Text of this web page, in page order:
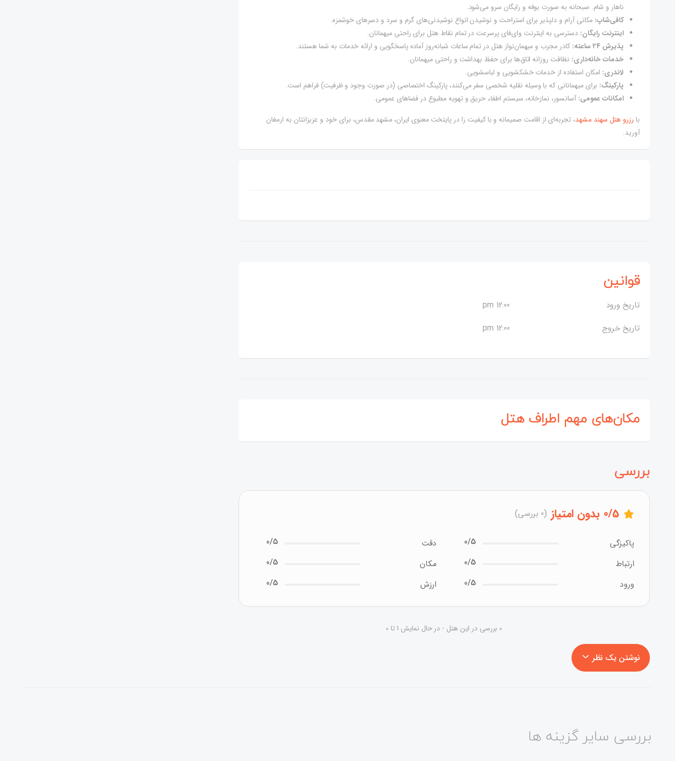
ناهار و شام. صبحانه به صورت بوفه و رایگان سرو می‌شود.
کافی‌شاپ: مکانی آرام و دلپذیر برای استراحت و نوشیدن انواع نوشیدنی‌های گرم و سرد و دسرهای خوشمزه.
اینترنت رایگان: دسترسی به اینترنت وای‌فای پرسرعت در تمام نقاط هتل برای راحتی میهمانان.
پذیرش ۲۴ ساعته:
کادر مجرب و میهمان‌نواز هتل در تمام ساعات شبانه‌روز آماده پاسخگویی و ارائه خدمات به شما هستند.
خدمات خانه‌داری: نظافت روزانه اتاق‌ها برای حفظ بهداشت و راحتی میهمانان.
لاندری: امکان استفاده از خدمات خشکشویی و لباسشویی.
پارکینگ: برای میهمانانی که با وسیله نقلیه شخصی سفر می‌کنند، پارکینگ اختصاصی (در صورت وجود و ظرفیت) فراهم است.
امکانات عمومی:آسانسور، نمازخانه، سیستم اطفاء حریق و تهویه مطبوع در فضاهای عمومی.
با رزرو هتل سهند مشهد، تجربه‌ای از اقامت صمیمانه و با کیفیت را در پایتخت معنوی ایران، مشهد مقدس، برای خود و عزیزانتان به ارمغان
آورید.
قوانین
تاریخ ورود
12:00 pm
تاریخ خروج
12:00 pm
مکان‌های مهم اطراف هتل
بررسی
0/5 بدون امتیاز (0 بررسی)
پاکیزگی 0/5 دقت
0/5
ارتباط
0/5 مکان
0/5
ورود
0/5 ارزش 0/5
0 بررسی در این هتل - در حال نمایش 1 تا 0
نوشتن یک نظر
بررسی سایر گزینه ها